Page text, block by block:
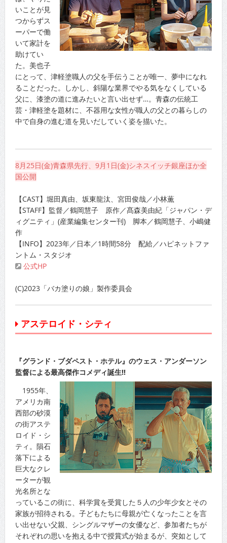
いことが見
つからずス
ーパーで働
いて家計を
助けてい
た。美也子
にとって、津軽塗職人の父を手伝うことが唯一、夢中になれ
ることだった。しかし、斜陽な業界でやる気をなくしている
父に、漆塗の道に進みたいと言い出せず…。青森の伝統工
芸・津軽塗を題材に、不器用な女性が職人の父との暮らしの
中で自身の進む道を見いだしていく姿を描いた。
8月25日(金)青森県先行、9月1日(金)シネスイッチ銀座ほか全
国公開
【CAST】堀田真由、坂東龍汰、宮田俊哉／小林薫
【STAFF】監督／鶴岡慧子 原作／髙森美由紀「ジャパン・デ
ィグニティ」(産業編集センター刊) 脚本／鶴岡慧子、小嶋健
作
【INFO】2023年／日本／1時間58分 配給／ハピネットファ
ントム・スタジオ
公式HP
(C)2023「バカ塗りの娘」製作委員会
アステロイド・シティ
『グランド・ブダペスト・ホテル』のウェス・アンダーソン
監督による最高傑作コメディ誕生!!
1955年、
アメリカ南
西部の砂漠
の街アステ
ロイド・シ
ティ。隕石
落下による
巨大なクレ
ーターが観
光名所とな
っているこの街に、科学賞を受賞した５人の少年少女とその
家族が招待される。子どもたちに母親が亡くなったことを言
い出せない父親、シングルマザーの女優など、参加者たちが
それぞれの思いを抱える中で授賞式が始まるが、突如として